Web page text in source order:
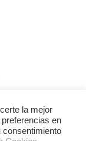
la mejor
en
consentimiento